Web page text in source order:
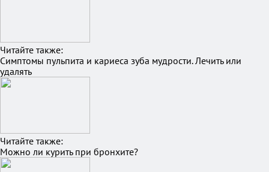
Читайте также:
Симптомы пульпита и кариеса зуба мудрости. Лечить или
удалять
Читайте также:
Можно ли курить при бронхите?